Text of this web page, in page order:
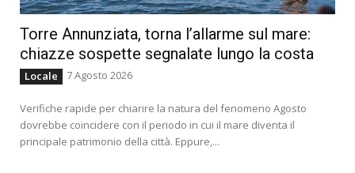
Torre Annunziata, torna l’allarme sul mare:
chiazze sospette segnalate lungo la costa
Locale 7 Agosto 2026
Verifiche rapide per chiarire la natura del fenomeno Agosto
dovrebbe coincidere con il periodo in cui il mare diventa il
principale patrimonio della città. Eppure,...